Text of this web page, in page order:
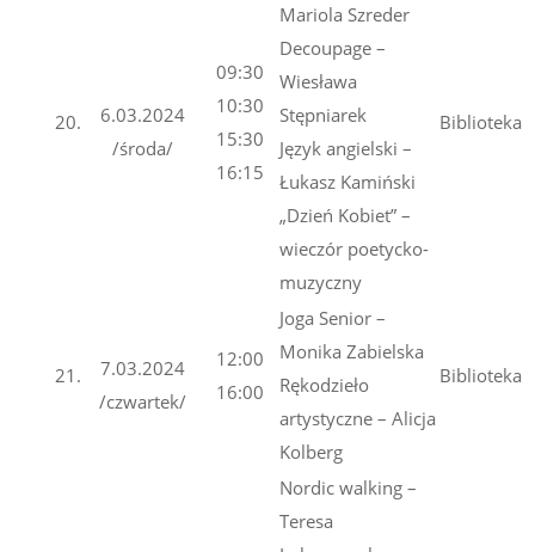
20.
6.03.2024
/środa/
09:30
10:30
15:30
16:15
Mariola Szreder
Decoupage –
Wiesława
Stępniarek
Język angielski –
Łukasz Kamiński
„Dzień Kobiet” –
wieczór poetycko-
muzyczny
Biblioteka
21.
7.03.2024
/czwartek/
12:00
16:00
Joga Senior –
Monika Zabielska
Rękodzieło
artystyczne – Alicja
Kolberg
Biblioteka
Nordic walking –
Teresa